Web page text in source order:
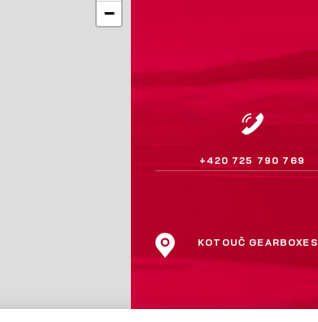
−
+420 725 790 769
KOTOUČ GEARBOXES